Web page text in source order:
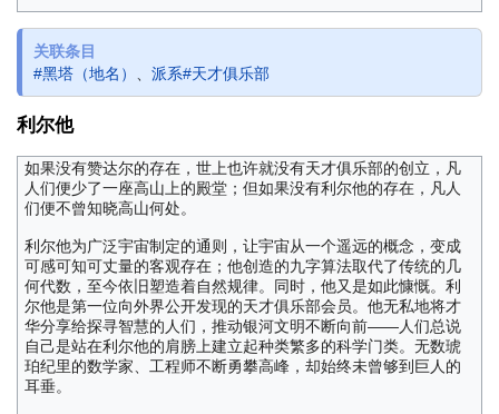
关联条目
#黑塔（地名）
派系#天才俱乐部
利尔他
如果没有赞达尔的存在，世上也许就没有天才俱乐部的创立，凡
人们便少了一座高山上的殿堂；但如果没有利尔他的存在，凡人
们便不曾知晓高山何处。
利尔他为广泛宇宙制定的通则，让宇宙从一个遥远的概念，变成
可感可知可丈量的客观存在；他创造的九字算法取代了传统的几
何代数，至今依旧塑造着自然规律。同时，他又是如此慷慨。利
尔他是第一位向外界公开发现的天才俱乐部会员。他无私地将才
华分享给探寻智慧的人们，推动银河文明不断向前——人们总说
自己是站在利尔他的肩膀上建立起种类繁多的科学门类。无数琥
珀纪里的数学家、工程师不断勇攀高峰，却始终未曾够到巨人的
耳垂。